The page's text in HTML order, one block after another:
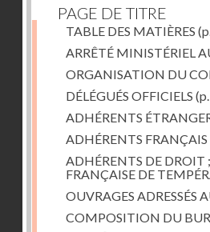
PAGE DE TITRE
TABLE DES MATIÈRES
ARRÊTÉ MINISTÉRIEL
ORGANISATION DU
DÉLÉGUÉS OFFICIELS
ADHÉRENTS
ADHÉRENTS FRANÇAIS
ADHÉRENTS DE DROIT
FRANÇAISE DE
OUVRAGES ADRESSÉS
COMPOSITION DU